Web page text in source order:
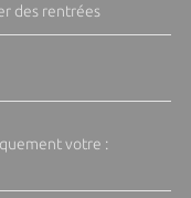
des rentrées
votre :